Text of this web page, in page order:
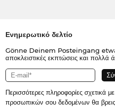
Ενημερωτικό δελτίο
Gönne Deinem Posteingang etwas
αποκλειστικές εκπτώσεις και πολλά
Περισσότερες πληροφορίες σχετικά
προσωπικών σου δεδομένων θα βρεις